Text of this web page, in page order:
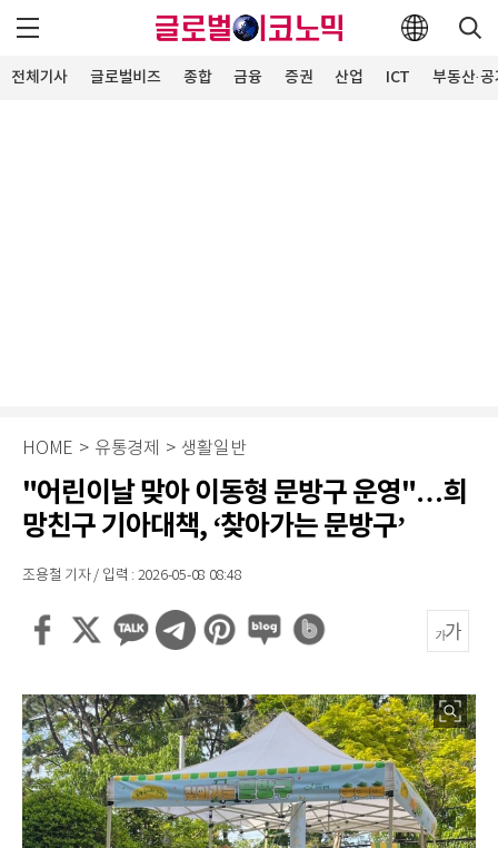
전체기사 글로벌비즈 종합 금융 증권 산업 ICT 부동산·
HOME > 유통경제 > 생활일반
"어린이날 맞아 이동형 문방구 운영"…희
망친구 기아대책, ‘찾아가는 문방구’
조용철 기자 / 입력 : 2026-05-08 08:48